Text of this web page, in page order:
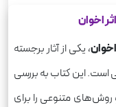
اخوان
اخوان، یکی از آثار برجسته
است. این کتاب به بررسی
متنوعی را برای